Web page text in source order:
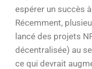
espérer un succès
Récemment,
lancé des projets
décentralisée) au
ce qui devrait